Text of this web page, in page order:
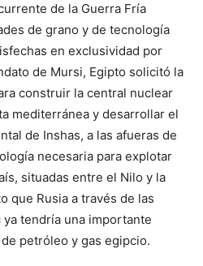
de la Guerra Fría
de grano y de tecnología
en exclusividad por
de Mursi, Egipto solicitó la
construir la central nuclear
mediterránea y desarrollar el
de Inshas, a las afueras de
necesaria para explotar
situadas entre el Nilo y la
que Rusia a través de las
tendría una importante
petróleo y gas egipcio.